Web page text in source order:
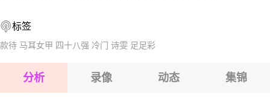
2026-08-17 【球会友谊】 卡尔维纳VS波瓦兹斯卡
标签
款待 马耳女甲 四十八强 冷门 诗雯 足足彩
分析 录像 动态 集锦